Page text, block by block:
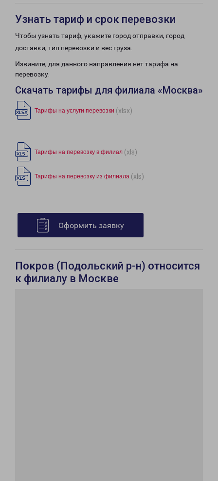
Узнать тариф и срок перевозки
Чтобы узнать тариф, укажите город отправки, город
доставки, тип перевозки и вес груза.
Извините, для данного направления нет тарифа на
перевозку.
Скачать тарифы для филиала «Москва»
Тарифы на услуги перевозки (xlsx)
Тарифы на перевозку в филиал (xls)
Тарифы на перевозку из филиала (xls)
Оформить заявку
Покров (Подольский р-н) относится
к филиалу в Москве